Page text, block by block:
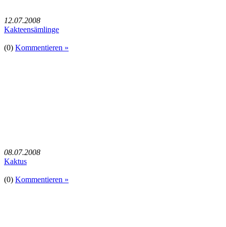
12.07.2008
Kakteensämlinge
(0) Kommentieren »
08.07.2008
Kaktus
(0) Kommentieren »